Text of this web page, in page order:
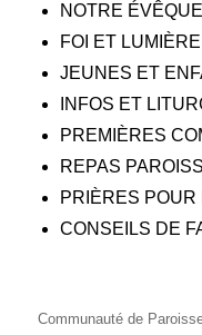
NOTRE ÉVÊQUE
FOI ET LUMIÈRE
JEUNES ET
INFOS ET
PREMIÈRES
REPAS
PRIÈRES POUR
CONSEILS DE
Communauté de